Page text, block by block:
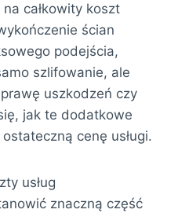
całkowity koszt
ścian
podejścia,
szlifowanie, ale
uszkodzeń czy
jak te dodatkowe
cenę usługi.
usług
znaczną część